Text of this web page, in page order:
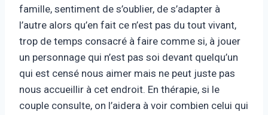
famille, sentiment de s’oublier, de s’adapter à
l’autre alors qu’en fait ce n’est pas du tout vivant,
trop de temps consacré à faire comme si, à jouer
un personnage qui n’est pas soi devant quelqu’un
qui est censé nous aimer mais ne peut juste pas
nous accueillir à cet endroit. En thérapie, si le
couple consulte, on l’aidera à voir combien celui qui